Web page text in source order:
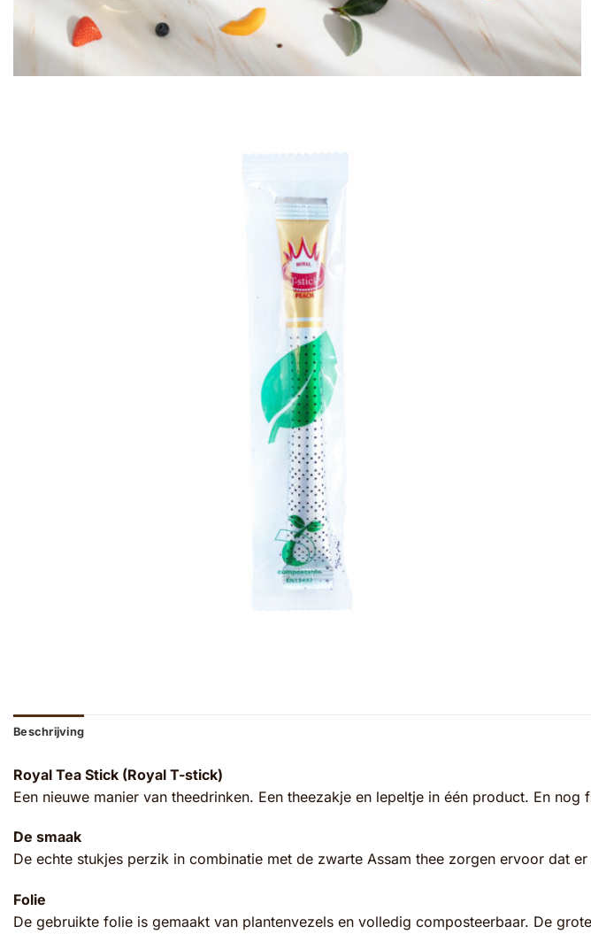
Beschrijving
Royal Tea Stick (Royal T-stick)
Een nieuwe manier van theedrinken. Een theezakje en lepeltje in één product. En
De smaak
De echte stukjes perzik in combinatie met de zwarte Assam thee zorgen ervoor dat
Folie
De gebruikte folie is gemaakt van plantenvezels en volledig composteerbaar. De